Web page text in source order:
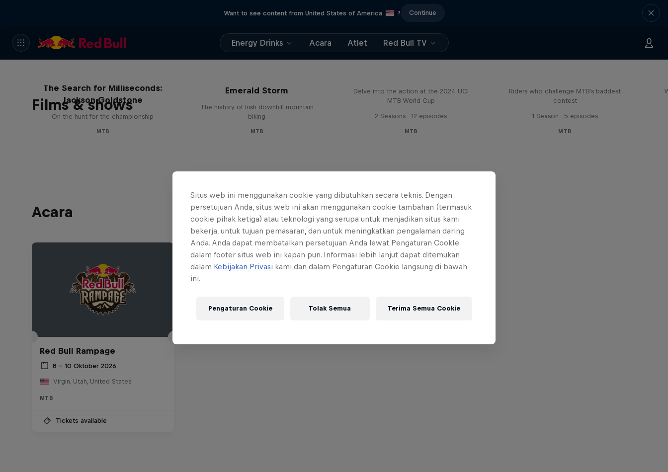
Want to see content from United States of America ? Continue
Energy Drinks Acara Atlet Red Bull TV
Films & shows
The Search for Milliseconds:
Jackson Goldstone
On the hunt for the championship
MTB
Emerald Storm
The history of Irish downhill mountain
biking
MTB
Delve into the action at the 2024 UCI
MTB World Cup
2 Seasons · 12 episodes
MTB
Riders who challenge MTB's baddest
contest
1 Season · 5 episodes
MTB
Acara
Red Bull Rampage
8 – 10 Oktober 2026
Virgin, Utah, United States
MTB
Tickets available
Situs web ini menggunakan cookie yang dibutuhkan secara teknis. Dengan
persetujuan Anda, situs web ini akan menggunakan cookie tambahan (termasuk
cookie pihak ketiga) atau teknologi yang serupa untuk menjadikan situs kami
bekerja, untuk tujuan pemasaran, dan untuk meningkatkan pengalaman daring
Anda. Anda dapat membatalkan persetujuan Anda lewat Pengaturan CookIe
dalam footer situs web ini kapan pun. Informasi lebih lanjut dapat ditemukan
dalam Kebijakan Privasi kami dan dalam Pengaturan Cookie langsung di bawah
ini.
Pengaturan Cookie Tolak Semua Terima Semua Cookie